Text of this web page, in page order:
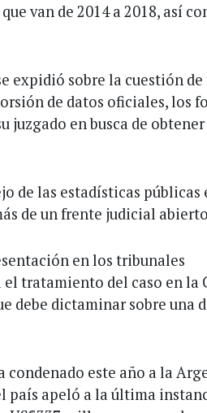
van de 2014 a 2018, así
expidió sobre la cuestión de
de datos oficiales, los
juzgado en busca de
de las estadísticas públicas
de un frente judicial
en los tribunales
el tratamiento del caso en la
debe dictaminar sobre una
este año a la
país apeló a la última